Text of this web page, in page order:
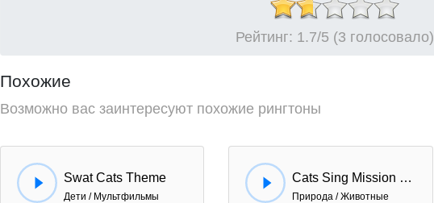
Рейтинг: 1.7/5 (3 голосовало)
Похожие
Возможно вас заинтересуют похожие рингтоны
Swat Cats Theme
Дети / Мультфильмы
Cats Sing Mission Impossible Theme
Природа / Животные